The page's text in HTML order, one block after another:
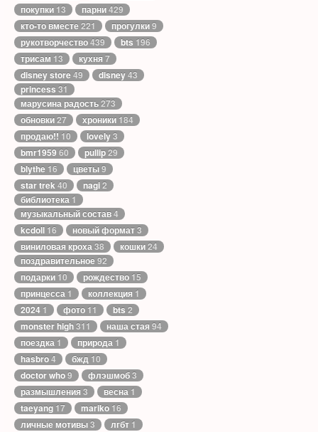
покупки 13 парни429
кто-то вместе221 прогулки9
рукотворчество439 bts 196
трисам 13 кухня7
disney store49 disney43
princess 31
марусина радость273
обновки27 хроники 184
продаю!! 10 lovely3
bmr1959 60 pullip29
blythe 16 цветы9
star trek40 nagi2
библиотека 1
музыкальный состав4
kcdoll 16 новый формат3
виниловая кроха38 кошки24
поздравительное92
подарки 10 рождество 15
принцесса 1 коллекция 1
2024 1 фото 11 bts 2
monster high311 наша стая94
поездка 1 природа 1
hasbro4 бжд 10
doctor who9 флэшмоб3
размышления3 весна 1
taeyang 17 mariko 16
личные мотивы3 лгбт 1